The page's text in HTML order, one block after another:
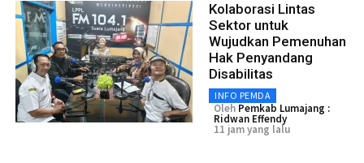
Kolaborasi Lintas
Sektor untuk
Wujudkan Pemenuhan
Hak Penyandang
Disabilitas
INFO PEMDA
Oleh Pemkab Lumajang :
Ridwan Effendy
11 jam yang lalu